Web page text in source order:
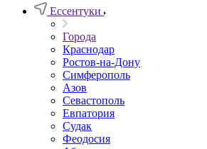
Ессентуки
Города
Краснодар
Ростов-на-Дону
Симферополь
Азов
Севастополь
Евпатория
Судак
Феодосия